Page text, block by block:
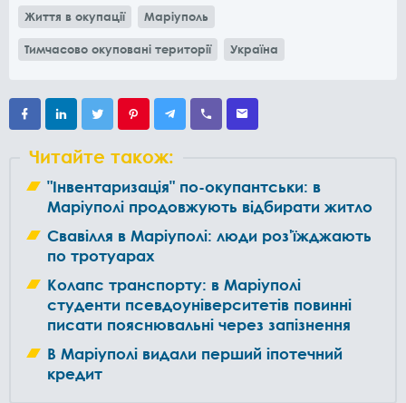
Життя в окупації Маріуполь
Тимчасово окуповані території Україна
Читайте також:
"Інвентаризація" по-окупантськи: в
Маріуполі продовжують відбирати житло
Свавілля в Маріуполі: люди роз'їжджають
по тротуарах
Колапс транспорту: в Маріуполі
студенти псевдоуніверситетів повинні
писати пояснювальні через запізнення
В Маріуполі видали перший іпотечний
кредит